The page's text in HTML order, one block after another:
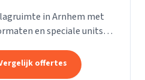
in Arnhem met
en speciale units
offertes